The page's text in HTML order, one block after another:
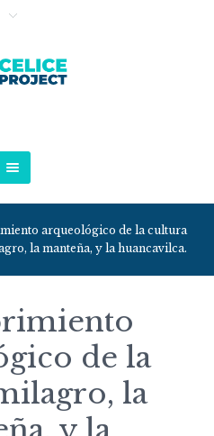
arqueológico de la cultura
la manteña, y la huancavilca.
de la
la